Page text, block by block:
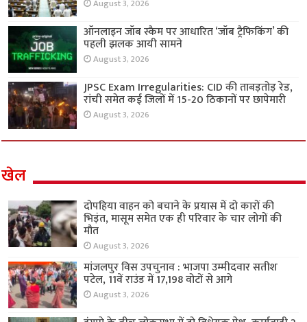
August 3, 2026
ऑनलाइन जॉब स्कैम पर आधारित ‘जॉब ट्रैफिकिंग’ की
पहली झलक आयी सामने
August 3, 2026
JPSC Exam Irregularities: CID की ताबड़तोड़ रेड,
रांची समेत कई जिलों में 15-20 ठिकानों पर छापेमारी
August 3, 2026
खेल
दोपहिया वाहन को बचाने के प्रयास में दो कारों की
भिड़ंत, मासूम समेत एक ही परिवार के चार लोगों की
मौत
August 3, 2026
मांजलपुर विस उपचुनाव : भाजपा उम्मीदवार सतीश
पटेल, 11वें राउंड में 17,198 वोटों से आगे
August 3, 2026